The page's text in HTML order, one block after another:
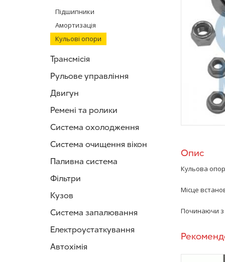
Підшипники
Амортизація
Кульові опори
Трансмісія
Рульове управління
Двигун
Ремені та ролики
Система охолодження
Система очищення вікон
Паливна система
Фільтри
Кузов
Система запалювання
Електроустаткування
Автохімія
Опис
Кульова
Місце
Починаючи з